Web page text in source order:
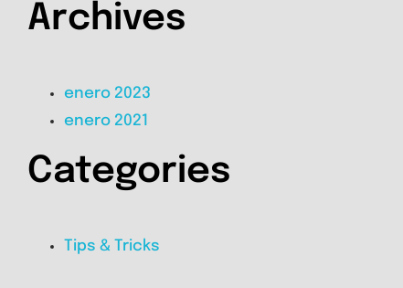
Archives
enero 2023
enero 2021
Categories
Tips & Tricks